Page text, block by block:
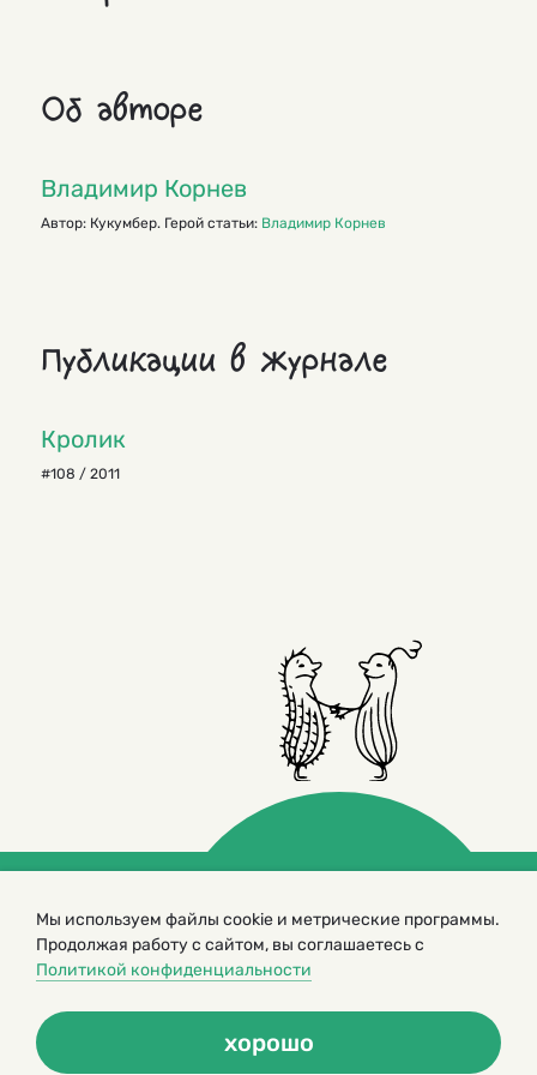
Об авторе
Владимир Корнев
Автор: Кукумбер. Герой статьи: Владимир Корнев
Публикации в журнале
Кролик
#108 / 2011
© 2000 – 2026. Кукумбер. Литературный иллюстрированный
журнал для детей
Копирование материалов возможно только с разрешения редакторов
сайта
Политика конфиденциальности
Мы используем файлы cookie и метрические программы.
Продолжая работу с сайтом, вы соглашаетесь с
Политикой конфиденциальности
хорошо